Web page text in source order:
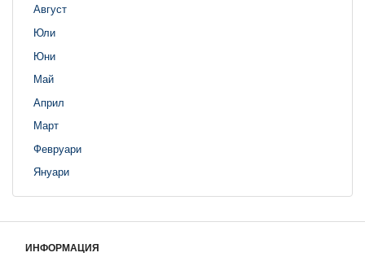
Август
Юли
Юни
Май
Април
Март
Февруари
Януари
ИНФОРМАЦИЯ